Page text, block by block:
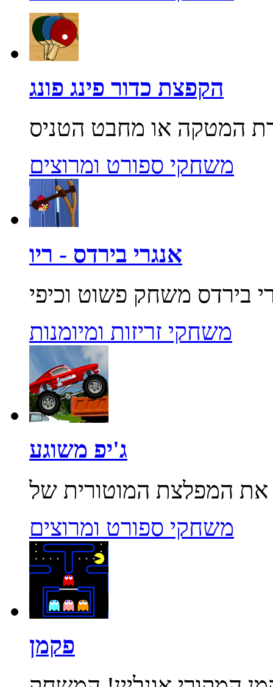
הקפצת כדור פינג פונג
משחקי ספורט ומרוצים
אנגרי בירדס - ריו
משחקי זריזות ומיומנות
ג'יפ משוגע
משחקי ספורט ומרוצים
פקמן